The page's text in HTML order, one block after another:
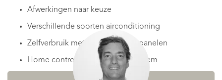
Afwerkingen naar keuze
​Verschillende soorten airconditioning
Zelfverbruik met fotovoltaïsche panelen
Home control met domoticasysteem